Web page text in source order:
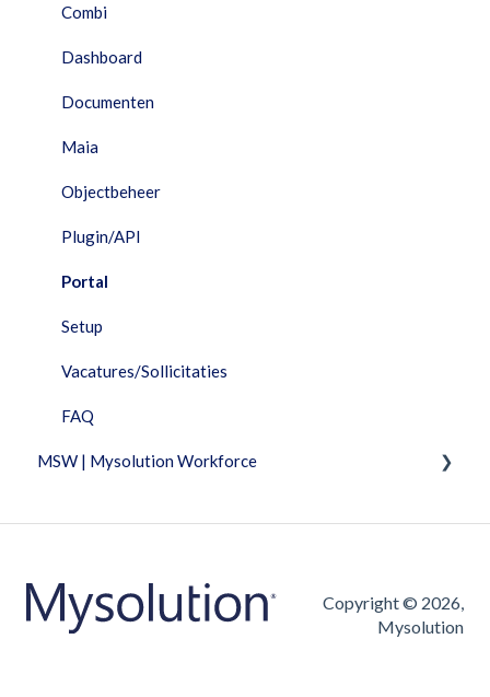
Facturatie
Financieel
HRM
Interfaces
Maia
Performance Dashboard
Planning
Portal
Projecten
Rapportage
Resources
Urenverantwoording
Workflow
Combi
Dashboard
Documenten
Maia
Objectbeheer
Plugin/API
Portal
Setup
Vacatures/Sollicitaties
FAQ
MSW | Mysolution Workforce
Urenverantwoording
Vacatures/Sollicitaties
Copyright © 2026,
Mysolution